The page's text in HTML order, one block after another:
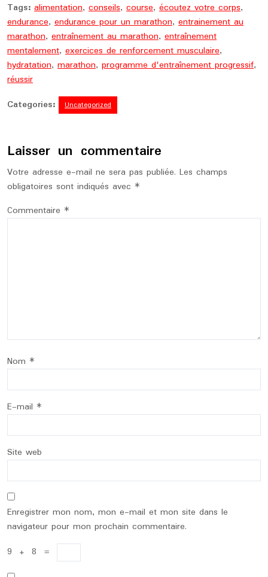
Tags: alimentation, conseils, course, écoutez votre corps,
endurance, endurance pour un marathon, entrainement au
marathon, entraînement au marathon, entraînement
mentalement, exercices de renforcement musculaire,
hydratation, marathon, programme d'entraînement progressif,
réussir
Categories:
Uncategorized
Laisser un commentaire
Votre adresse e-mail ne sera pas publiée. Les champs
obligatoires sont indiqués avec *
Commentaire *
Nom *
E-mail *
Site web
Enregistrer mon nom, mon e-mail et mon site dans le
navigateur pour mon prochain commentaire.
9 + 8 =